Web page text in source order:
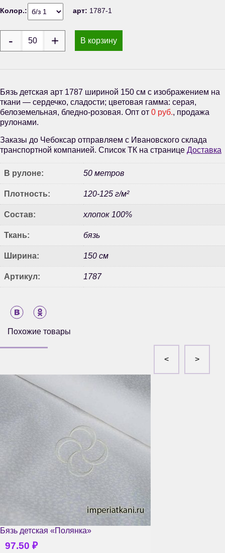
Колор.: арт: 1787-1
В корзину
Бязь детская арт 1787 шириной 150 см с изображением на
ткани — сердечко, сладости; цветовая гамма: серая,
белоземельная, бледно-розовая. Опт от 0 руб., продажа
рулонами.
Заказы до Чебоксар отправляем с Ивановского склада
транспортной компанией. Список ТК на странице Доставка
В рулоне: 50 метров
Плотность: 120-125 г/м²
Состав: хлопок 100%
Ткань: бязь
Ширина: 150 см
Артикул: 1787
Похожие товары
Бязь детская «Полянка»
97.50 ₽